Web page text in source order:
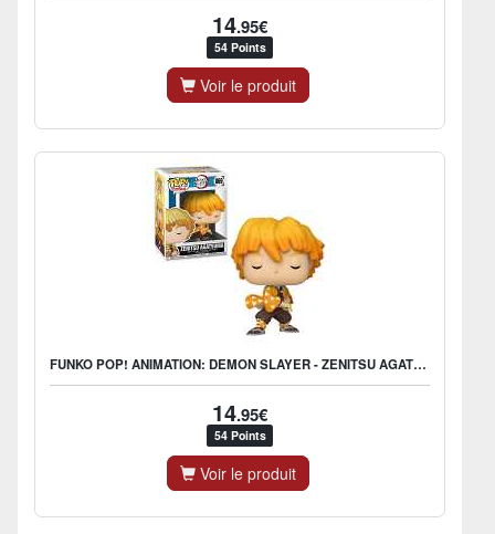
14.95€
54 Points
Voir le produit
FUNKO POP! ANIMATION: DEMON SLAYER - ZENITSU AGATSUMA
14.95€
54 Points
Voir le produit